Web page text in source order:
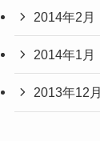
2014年2月
2014年1月
2013年12月